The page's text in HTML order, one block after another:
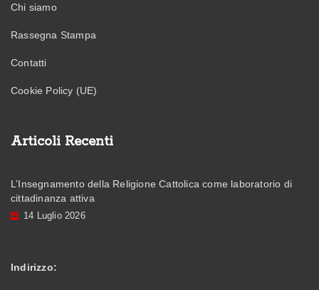
Chi siamo
Rassegna Stampa
Contatti
Cookie Policy (UE)
Articoli Recenti
L’Insegnamento della Religione Cattolica come laboratorio di
cittadinanza attiva
14 Luglio 2026
Indirizzo: